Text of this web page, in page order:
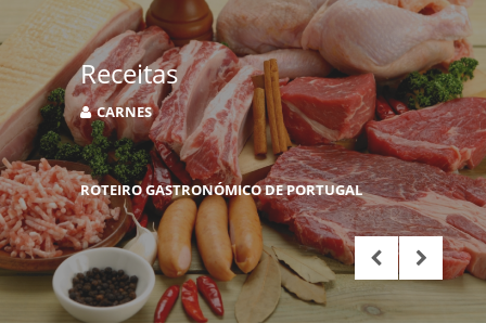
Culinárias
Doces
Regiões
Coração
Afrodisíacas
TOP 10
Lusofonia
Receitas
CARNES
ROTEIRO GASTRONÓMICO DE PORTUGAL